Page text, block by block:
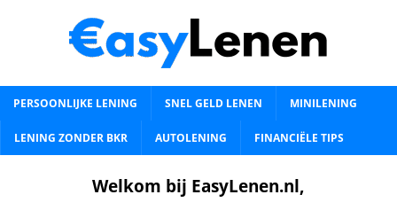
PERSOONLIJKE LENING SNEL GELD LENEN MINILENING
LENING ZONDER BKR AUTOLENING FINANCIËLE TIPS
Welkom bij EasyLenen.nl,